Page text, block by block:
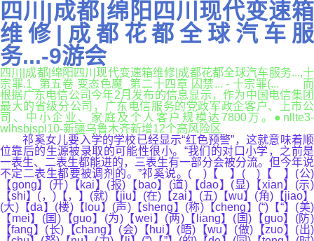
四川|成都|绵阳四川现代变速箱
维修|成都花都全球汽车服
务...-9游会
四川|成都|绵阳四川现代变速箱维修|成都花都全球汽车服务...,十
宗罪.1_第五卷 变态色魔_第二十四章 囚禁... - 十宗罪(... 而
根据广东电信公司今年2月发布的信息显示，作为中国电信集团
最大的省级分公司，广东电信服务的党政军政企客户、上市公
司、中小企业、家庭及个人客户规模达7800万。●nllte3-
wlhsbjspl10-新疆乌鲁木齐新增12个高风险区
祁奚女儿要入学的学校已经显示“红色预警”，这就意味着顺
位靠后的生源被录取的可能性很小。“我们的对口小学，之前是
一表生、二表生都能进的，三表生有一部分会被分流。但今年说
不定二表生都要被调剂的。”祁奚说。( )【 】( )【 】(公)
【gong】(开)【kai】(报)【bao】(道)【dao】(显)【xian】(示)
【shi】(，)【，】(就)【jiu】(在)【zai】(五)【wu】(角)【jiao】
(大)【da】(楼)【lou】(声)【sheng】(称)【cheng】(“)【“】(美)
【mei】(国)【guo】(为)【wei】(两)【liang】(国)【guo】(防)
【fang】(长)【chang】(会)【hui】(晤)【wu】(做)【zuo】(出)